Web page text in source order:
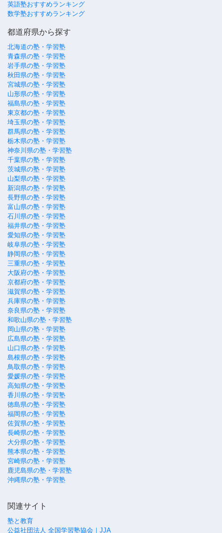
英語塾おすすめランキング
数学塾おすすめランキング
都道府県から探す
北海道の塾・学習塾
青森県の塾・学習塾
岩手県の塾・学習塾
秋田県の塾・学習塾
宮城県の塾・学習塾
山形県の塾・学習塾
福島県の塾・学習塾
東京都の塾・学習塾
埼玉県の塾・学習塾
群馬県の塾・学習塾
栃木県の塾・学習塾
神奈川県の塾・学習塾
千葉県の塾・学習塾
茨城県の塾・学習塾
山梨県の塾・学習塾
新潟県の塾・学習塾
長野県の塾・学習塾
富山県の塾・学習塾
石川県の塾・学習塾
福井県の塾・学習塾
愛知県の塾・学習塾
岐阜県の塾・学習塾
静岡県の塾・学習塾
三重県の塾・学習塾
大阪府の塾・学習塾
京都府の塾・学習塾
滋賀県の塾・学習塾
兵庫県の塾・学習塾
奈良県の塾・学習塾
和歌山県の塾・学習塾
岡山県の塾・学習塾
広島県の塾・学習塾
山口県の塾・学習塾
島根県の塾・学習塾
鳥取県の塾・学習塾
愛媛県の塾・学習塾
高知県の塾・学習塾
香川県の塾・学習塾
徳島県の塾・学習塾
福岡県の塾・学習塾
佐賀県の塾・学習塾
長崎県の塾・学習塾
大分県の塾・学習塾
熊本県の塾・学習塾
宮崎県の塾・学習塾
鹿児島県の塾・学習塾
沖縄県の塾・学習塾
関連サイト
塾と教育
公益社団法人 全国学習塾協会｜JJA